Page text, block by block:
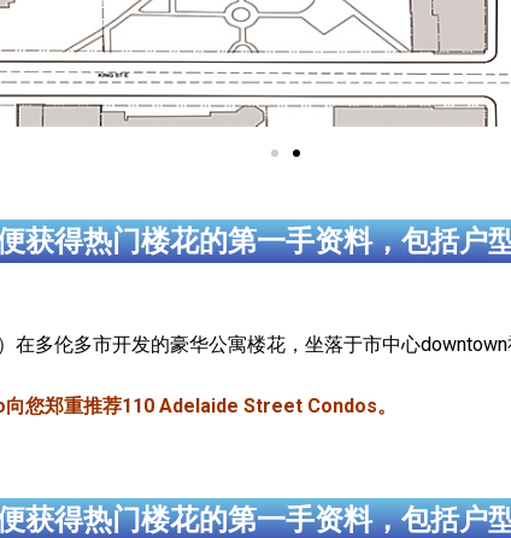
获得热门楼花的第一手资料，包括户
在多伦多市开发的豪华公寓楼花，坐落于市中心
您郑重推荐110 Adelaide Street Condos。
获得热门楼花的第一手资料，包括户